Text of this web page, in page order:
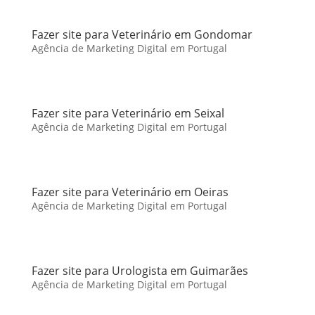
Fazer site para Veterinário em Gondomar
Agência de Marketing Digital em Portugal
Fazer site para Veterinário em Seixal
Agência de Marketing Digital em Portugal
Fazer site para Veterinário em Oeiras
Agência de Marketing Digital em Portugal
Fazer site para Urologista em Guimarães
Agência de Marketing Digital em Portugal